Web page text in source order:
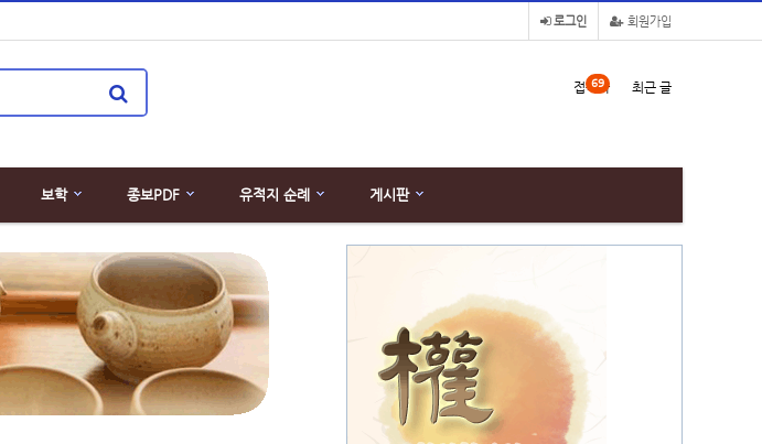
회원가입
로그인
접속자
69 최근 글
보학 종보PDF 유적지 순례
게시판